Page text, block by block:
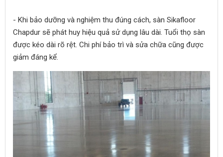
- Khi bảo dưỡng và nghiệm thu đúng cách, sàn Sikafloor
Chapdur sẽ phát huy hiệu quả sử dụng lâu dài. Tuổi thọ sàn
được kéo dài rõ rệt. Chi phí bảo trì và sửa chữa cũng được
giảm đáng kể.